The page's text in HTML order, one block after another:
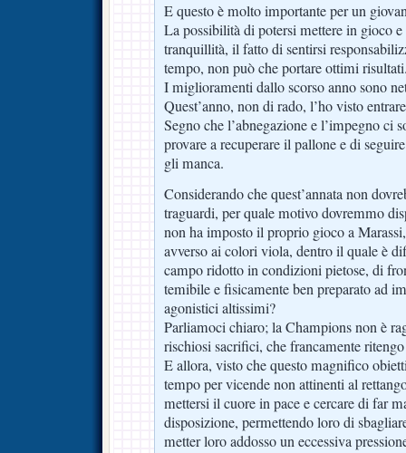
E questo è molto importante per un
La possibilità di potersi mettere in gioco
tranquillità, il fatto di sentirsi
tempo, non può che portare ottimi
I miglioramenti dallo scorso anno sono
Quest’anno, non di rado, l’ho visto
Segno che l’abnegazione e l’impegno ci
provare a recuperare il pallone e di
gli manca.
Considerando che quest’annata non
traguardi, per quale motivo dovremmo
non ha imposto il proprio gioco a
avverso ai colori viola, dentro il quale è
campo ridotto in condizioni pietose, di
temibile e fisicamente ben preparato ad
agonistici altissimi?
Parliamoci chiaro; la Champions non è
rischiosi sacrifici, che francamente
E allora, visto che questo magnifico
tempo per vicende non attinenti al
mettersi il cuore in pace e cercare di far
disposizione, permettendo loro di
metter loro addosso un eccessiva